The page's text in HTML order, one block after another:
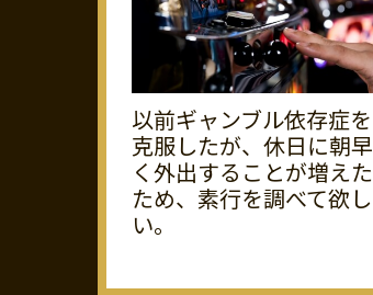
以前ギャンブル依存症を
克服したが、休日に朝早
く外出することが増えた
ため、素行を調べて欲し
い。